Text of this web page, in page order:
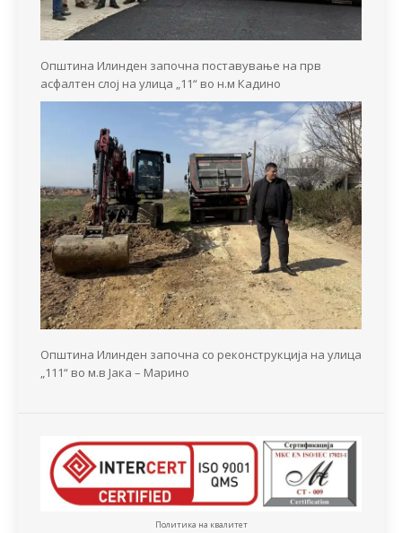
Општина Илинден започна поставување на прв
асфалтен слој на улица „11“ во н.м Кадино
Општина Илинден започна со реконструкција на улица
„111“ во м.в Јака – Марино
Политика на квалитет